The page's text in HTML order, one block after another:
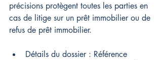
précisions protègent toutes les parties en
cas de litige sur un prêt immobilier ou de
refus de prêt immobilier.
Détails du dossier : Référence